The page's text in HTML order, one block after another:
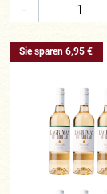
-
Sie sparen 6,95 €